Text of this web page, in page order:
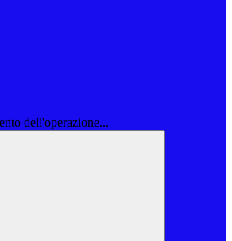
dell'operazione...